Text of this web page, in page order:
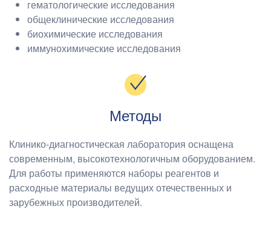
гематологические исследования
общеклинические исследования
биохимические исследования
иммунохимические исследования
Методы
Клинико-диагностическая лаборатория оснащена
современным, высокотехнологичным оборудованием.
Для работы применяются наборы реагентов и
расходные материалы ведущих отечественных и
зарубежных производителей.